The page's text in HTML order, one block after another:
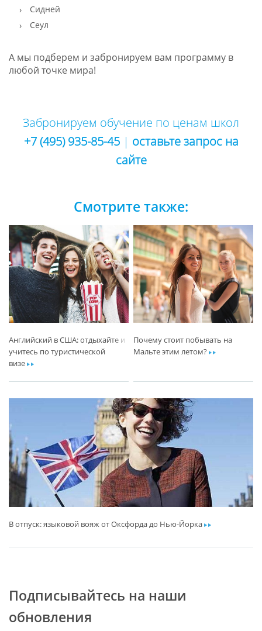
Сидней
Сеул
А мы подберем и забронируем вам программу в
любой точке мира!
Забронируем обучение по ценам школ
+7 (495) 935-85-45| оставьте запрос на
сайте
Смотрите также:
Английский в США: отдыхайте и
учитесь по туристической
визеar
Почему стоит побывать на
Мальте этим летом?ar
В отпуск: языковой вояж от Оксфорда до Нью-Йоркаar
Подписывайтесь на наши
обновления